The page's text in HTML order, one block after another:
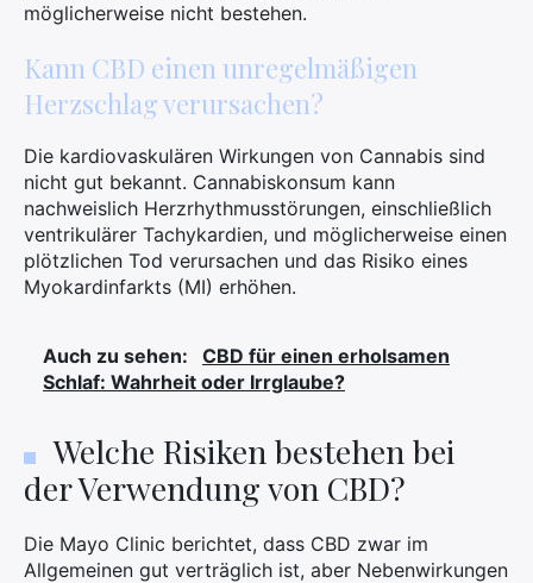
möglicherweise nicht bestehen.
Kann CBD einen unregelmäßigen
Herzschlag verursachen?
Die kardiovaskulären Wirkungen von Cannabis sind
nicht gut bekannt. Cannabiskonsum kann
nachweislich Herzrhythmusstörungen, einschließlich
ventrikulärer Tachykardien, und möglicherweise einen
plötzlichen Tod verursachen und das Risiko eines
Myokardinfarkts (MI) erhöhen.
Auch zu sehen:
CBD für einen erholsamen
Schlaf: Wahrheit oder Irrglaube?
Welche Risiken bestehen bei
der Verwendung von CBD?
Die Mayo Clinic berichtet, dass CBD zwar im
Allgemeinen gut verträglich ist, aber Nebenwirkungen